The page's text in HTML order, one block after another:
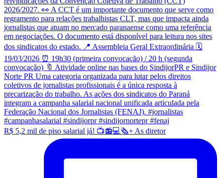
R$ 5,2 mil de piso salarial já! 📺📻💻🗞️+ As diretor